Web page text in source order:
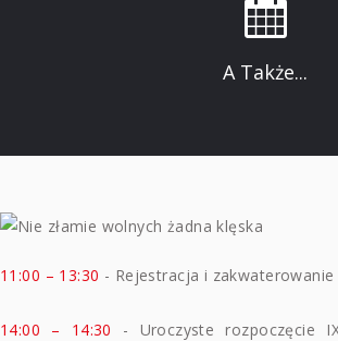
A Także...
11:00 – 13:30 - Rejestracja i
14:00 – 14:30 - Uroczyste rozpoczęcie